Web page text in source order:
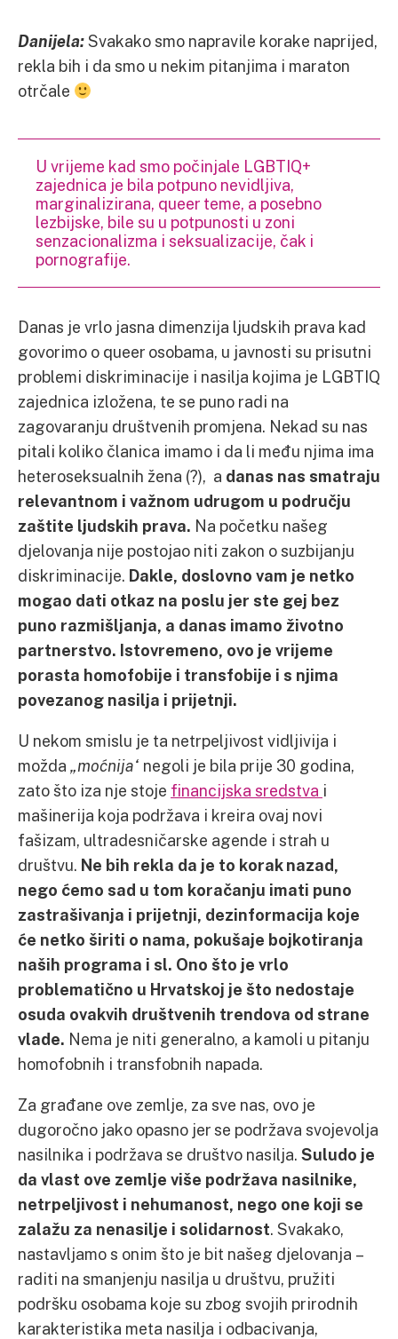
Danijela:Svakako smo napravile korake naprijed,
rekla bih i da smo u nekim pitanjima i maraton
otrčale
U vrijeme kad smo počinjale LGBTIQ+
zajednica je bila potpuno nevidljiva,
marginalizirana, queer teme, a posebno
lezbijske, bile su u potpunosti u zoni
senzacionalizma i seksualizacije, čak i
pornografije.
Danas je vrlo jasna dimenzija ljudskih prava kad
govorimo o queer osobama, u javnosti su prisutni
problemi diskriminacije i nasilja kojima je LGBTIQ
zajednica izložena, te se puno radi na
zagovaranju društvenih promjena. Nekad su nas
pitali koliko članica imamo i da li među njima ima
heteroseksualnih žena (?), a danas nas smatraju
relevantnom i važnom udrugom u području
zaštite ljudskih prava. Na početku našeg
djelovanja nije postojao niti zakon o suzbijanju
diskriminacije. Dakle, doslovno vam je netko
mogao dati otkaz na poslu jer ste gej bez
puno razmišljanja, a danas imamo životno
partnerstvo. Istovremeno, ovo je vrijeme
porasta homofobije i transfobije i s njima
povezanog nasilja i prijetnji.
U nekom smislu je ta netrpeljivost vidljivija i
možda „moćnija“ negoli je bila prije 30 godina,
zato što iza nje stoje financijska sredstva i
mašinerija koja podržava i kreira ovaj novi
fašizam, ultradesničarske agende i strah u
društvu. Ne bih rekla da je to korak nazad,
nego ćemo sad u tom koračanju imati puno
zastrašivanja i prijetnji, dezinformacija koje
će netko širiti o nama, pokušaje bojkotiranja
naših programa i sl. Ono što je vrlo
problematično u Hrvatskoj je što nedostaje
osuda ovakvih društvenih trendova od strane
vlade. Nema je niti generalno, a kamoli u pitanju
homofobnih i transfobnih napada.
Za građane ove zemlje, za sve nas, ovo je
dugoročno jako opasno jer se podržava svojevolja
nasilnika i podržava se društvo nasilja. Suludo je
da vlast ove zemlje više podržava nasilnike,
netrpeljivost i nehumanost, nego one koji se
zalažu za nenasilje i solidarnost. Svakako,
nastavljamo s onim što je bit našeg djelovanja –
raditi na smanjenju nasilja u društvu, pružiti
podršku osobama koje su zbog svojih prirodnih
karakteristika meta nasilja i odbacivanja,